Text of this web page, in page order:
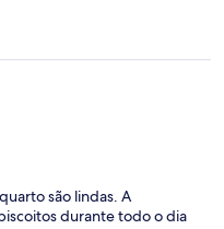
são lindas. A
durante todo o dia